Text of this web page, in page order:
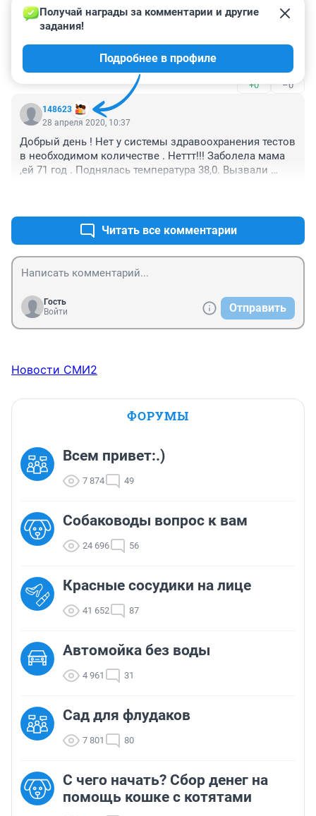
вижу как обрабатывают улицы,дома,школы,сады.и
почему не перекроют въезд (особенно с Москвой)!
–0
Гость
Вирусом не болеют.
+0 –0
148623
Получай награды за комментарии и другие
задания!
Подробнее в профиле
28 апреля 2020, 10:37
Добрый день ! Нет у системы здравоохранения тестов
в необходимом количестве . Неттт!!! Заболела мама
,ей 71 год . Поднялась температура 38,0. Вызвали
выходите . И опять как в тишину про тест . И признаки
ОРВ и группа риска ,все не по чем . Так что берегите
себя ,самостоятельно .
Читать все комментарии
Гость
Войти
Отправить
Новости СМИ2
ФОРУМЫ
Всем привет:.)
7 874 49
Собаководы вопрос к вам
24 696 56
Красные сосудики на лице
41 652 87
Автомойка без воды
4 961 31
Сад для флудаков
7 801 80
С чего начать? Сбор денег на
помощь кошке с котятами